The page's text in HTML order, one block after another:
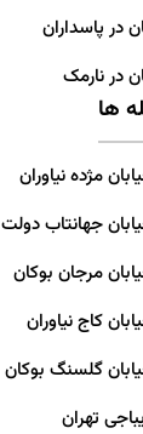
در پاسداران
در نارمک
ها
مژده نیاوران
جهانتاب دولت
مرجان بوکان
کاج نیاوران
گلسنگ بوکان
تهران